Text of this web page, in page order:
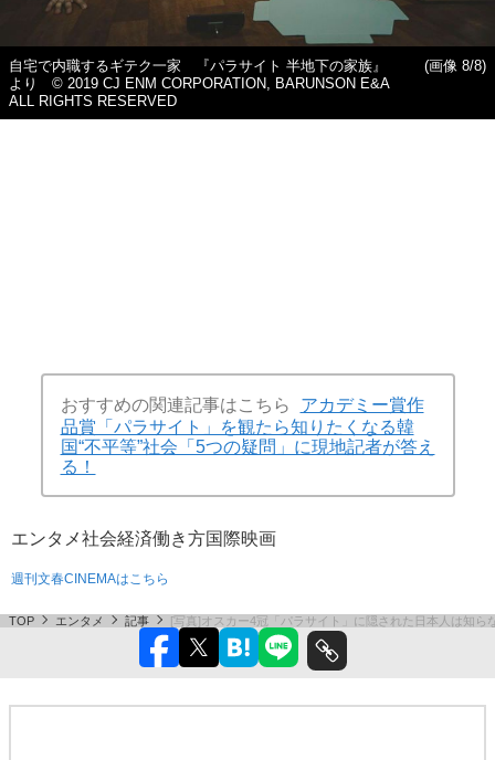
自宅で内職するギテク一家 『パラサイト 半地下の家族』
より © 2019 CJ ENM CORPORATION, BARUNSON E&A
ALL RIGHTS RESERVED
(画像 8/8)
おすすめの関連記事はこちら
アカデミー賞作
品賞「パラサイト」を観たら知りたくなる韓
国“不平等”社会「5つの疑問」に現地記者が答え
る！
エンタメ社会経済働き方国際映画
週刊文春CINEMAはこちら
TOP エンタメ 記事 [写真]オスカー4冠「パラサイト」に隠された日本人は知